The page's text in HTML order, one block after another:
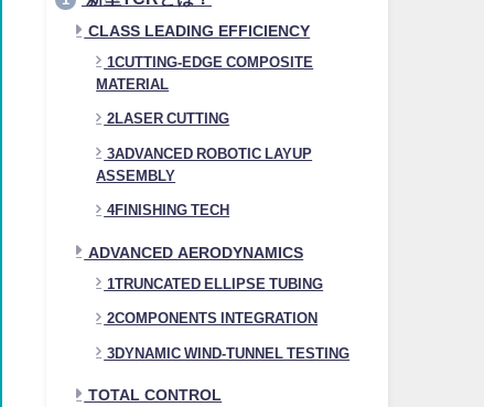
CLASS LEADING EFFICIENCY
1CUTTING-EDGE COMPOSITE
MATERIAL
2LASER CUTTING
3ADVANCED ROBOTIC LAYUP
ASSEMBLY
4FINISHING TECH
ADVANCED AERODYNAMICS
1TRUNCATED ELLIPSE TUBING
2COMPONENTS INTEGRATION
3DYNAMIC WIND-TUNNEL TESTING
TOTAL CONTROL